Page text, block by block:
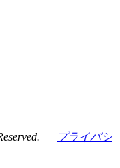
プライバシ